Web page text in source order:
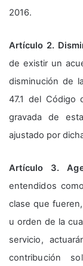
2016.
Artículo 2.
de existir un
disminución de
47.1 del Código
gravada de
ajustado por
Artículo 3.
entendidos
clase que
u orden de la
servicio,
contribución